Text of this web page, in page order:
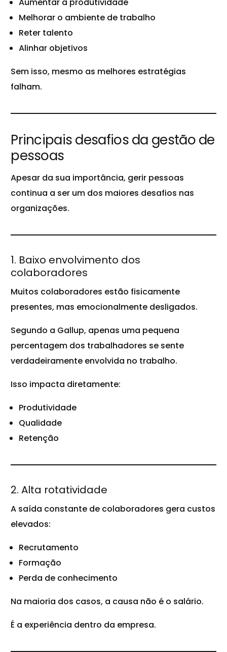
Melhorar o ambiente de trabalho
Reter talento
Alinhar objetivos
Sem isso, mesmo as melhores estratégias
falham.
Principais desafios da gestão de
pessoas
Apesar da sua importância, gerir pessoas
continua a ser um dos maiores desafios nas
organizações.
1. Baixo envolvimento dos
colaboradores
Muitos colaboradores estão fisicamente
presentes, mas emocionalmente desligados.
Segundo a Gallup, apenas uma pequena
percentagem dos trabalhadores se sente
verdadeiramente envolvida no trabalho.
Isso impacta diretamente:
Produtividade
Qualidade
Retenção
2. Alta rotatividade
A saída constante de colaboradores gera custos
elevados:
Recrutamento
Formação
Perda de conhecimento
Na maioria dos casos, a causa não é o salário.
É a experiência dentro da empresa.